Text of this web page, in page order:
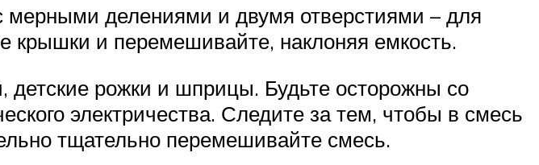
делениями и двумя отверстиями – для
крышки и перемешивайте, наклоняя емкость.
детские рожки и шприцы. Будьте осторожны со
электричества. Следите за тем, чтобы в смесь
тщательно перемешивайте смесь.